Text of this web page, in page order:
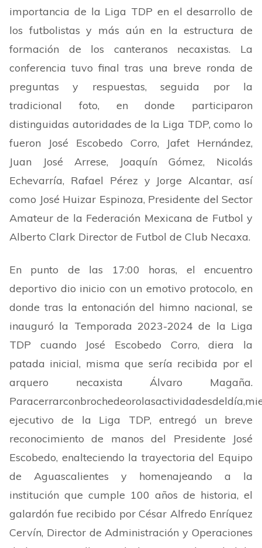
importancia de la Liga TDP en el desarrollo de
los futbolistas y más aún en la estructura de
formación de los canteranos necaxistas. La
conferencia tuvo final tras una breve ronda de
preguntas y respuestas, seguida por la
tradicional foto, en donde participaron
distinguidas autoridades de la Liga TDP, como lo
fueron José Escobedo Corro, Jafet Hernández,
Juan José Arrese, Joaquín Gómez, Nicolás
Echevarría, Rafael Pérez y Jorge Alcantar, así
como José Huizar Espinoza, Presidente del Sector
Amateur de la Federación Mexicana de Futbol y
Alberto Clark Director de Futbol de Club Necaxa.
En punto de las 17:00 horas, el encuentro
deportivo dio inicio con un emotivo protocolo, en
donde tras la entonación del himno nacional, se
inauguró la Temporada 2023-2024 de la Liga
TDP cuando José Escobedo Corro, diera la
patada inicial, misma que sería recibida por el
arquero necaxista Álvaro Magaña.
ejecutivo de la Liga TDP, entregó un breve
reconocimiento de manos del Presidente José
Escobedo, enalteciendo la trayectoria del Equipo
de Aguascalientes y homenajeando a la
institución que cumple 100 años de historia, el
galardón fue recibido por César Alfredo Enríquez
Cervín, Director de Administración y Operaciones